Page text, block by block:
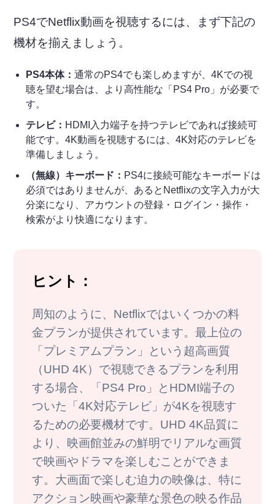
PS4でNetflix動画を視聴するには、まず下記の
機材を揃えましょう。
PS4本体：通常のPS4でも楽しめますが、4Kでの視
聴を望む場合は、より高性能な「PS4 Pro」が必要で
す。
テレビ： HDMI入力端子を持つテレビであれば接続可
能です。4K動画を視聴するには、4K対応のテレビを
準備しましょう。
（無線）キーボード： PS4に接続可能なキーボードは
必須ではありませんが、あるとNetflixの文字入力が大
分楽になり、アカウントの登録・ログイン・操作・
検索がより快適になります。
ヒント：
周知のように、Netflixではいくつかの料
金プランが提供されています。最上位の
「プレミアムプラン」という超高画質
（UHD 4K）で視聴できるプランを利用
する場合、「PS4 Pro」とHDMI端子の
ついた「4K対応テレビ」が4Kを視聴す
るための必要機材です。UHD 4K品質に
より、映画館並みの鮮明でリアルな画質
で映画やドラマを楽しむことができま
す。大画面で楽しむ迫力の映像は、特に
アクション映画や豪華な景色の映る作品